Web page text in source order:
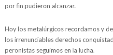
por fin pudieron alcanzar.
Hoy los metalúrgicos recordamos y
los irrenunciables derechos
peronistas seguimos en la lucha.